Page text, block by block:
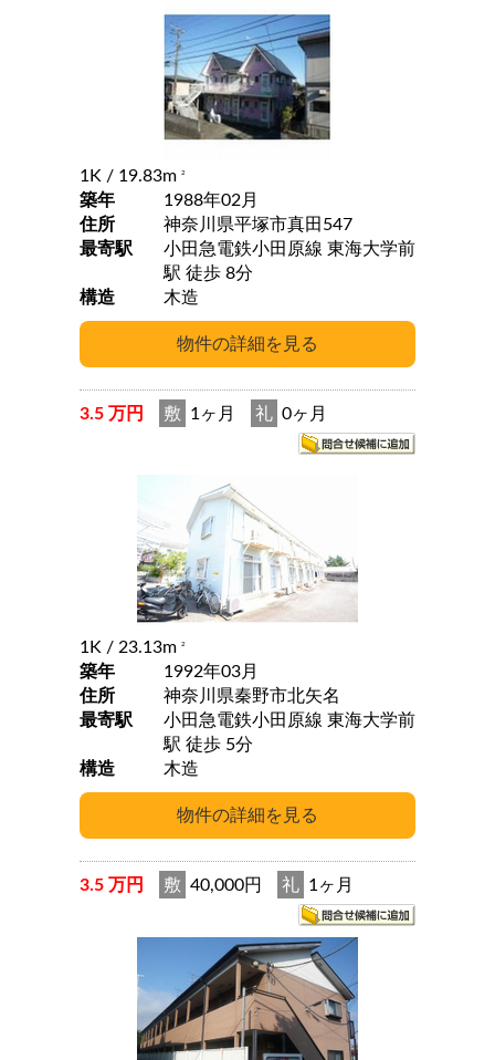
1K / 19.83m 2
築年
1988年02月
住所
神奈川県平塚市真田547
最寄駅
小田急電鉄小田原線 東海大学前
駅 徒歩 8分
構造
木造
3.5 万円 敷 1ヶ月 礼 0ヶ月
1K / 23.13m 2
築年
1992年03月
住所
神奈川県秦野市北矢名
最寄駅
小田急電鉄小田原線 東海大学前
駅 徒歩 5分
構造
木造
3.5 万円 敷 40,000円 礼 1ヶ月